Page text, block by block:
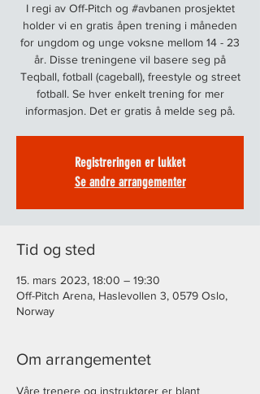
I regi av Off-Pitch og #avbanen prosjektet
holder vi en gratis åpen trening i måneden
for ungdom og unge voksne mellom 14 - 23
år. Disse treningene vil basere seg på
Teqball, fotball (cageball), freestyle og street
fotball. Se hver enkelt trening for mer
informasjon. Det er gratis å melde seg på.
Registreringen er lukket
Se andre arrangementer
Tid og sted
15. mars 2023, 18:00 – 19:30
Off-Pitch Arena, Haslevollen 3, 0579 Oslo,
Norway
Om arrangementet
Våre trenere og instruktører er blant